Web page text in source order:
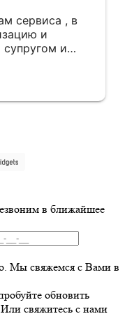
сервиса , в
и
и
пожелания
к усопшим и семье! Рекомендую!
в ближайшее
Мы свяжемся с Вами в
обновить
свяжитесь с нами